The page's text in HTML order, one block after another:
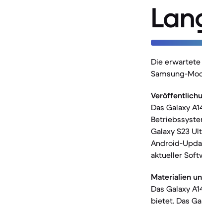
Die
Samsung-
Das Galaxy
Galaxy S23
Android-
aktueller
Materialien
Das Galaxy
bietet. Das